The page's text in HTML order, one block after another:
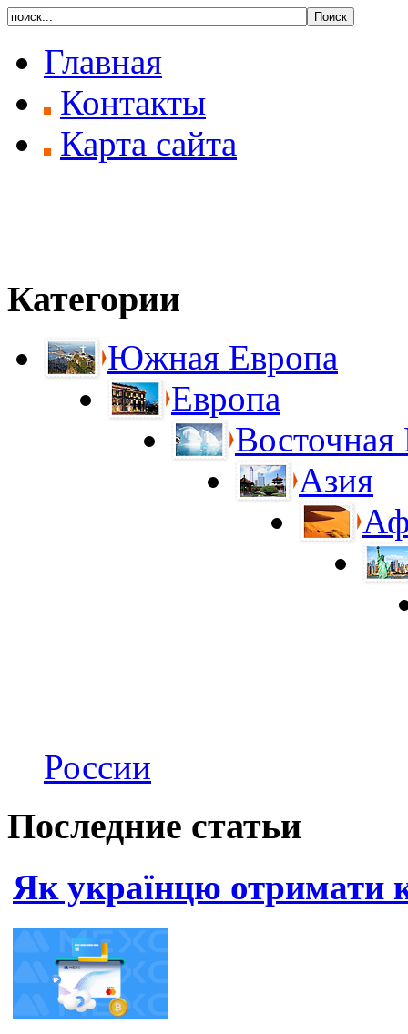
Главная
Контакты
Карта сайта
Категории
Южная Европа
Европа
Восточная
Азия
России
Последние статьи
Як українцю отримати